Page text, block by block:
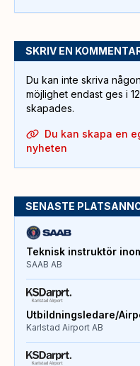
SKRIV EN
Du kan inte skriva
möjlighet endast ges i
skapades.
Du kan skapa en
nyheten
SENASTE
Teknisk instruktör
SAAB AB
Utbildningsledare/
Karlstad Airport AB